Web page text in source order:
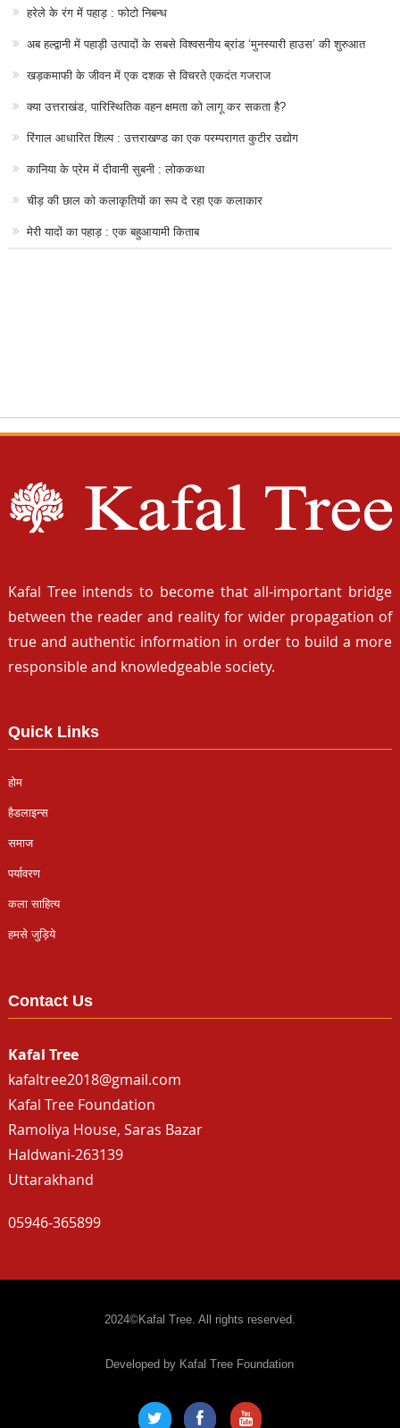
हरेले के रंग में पहाड़ : फोटो निबन्ध
अब हल्द्वानी में पहाड़ी उत्पादों के सबसे विश्वसनीय ब्रांड ‘मुनस्यारी हाउस’ की शुरुआत
खड़कमाफी के जीवन में एक दशक से विचरते एकदंत गजराज
क्या उत्तराखंड, पारिस्थितिक वहन क्षमता को लागू कर सकता है?
रिंगाल आधारित शिल्प : उत्तराखण्ड का एक परम्परागत कुटीर उद्योग
कानिया के प्रेम में दीवानी सुबनी : लोककथा
चीड़ की छाल को कलाकृतियों का रूप दे रहा एक कलाकार
मेरी यादों का पहाड़ : एक बहुआयामी किताब
Kafal Tree intends to become that all-important bridge
between the reader and reality for wider propagation of
true and authentic information in order to build a more
responsible and knowledgeable society.
Quick Links
होम
हैडलाइन्स
समाज
पर्यावरण
कला साहित्य
हमसे जुड़िये
Contact Us
Kafal Tree
kafaltree2018@gmail.com
Kafal Tree Foundation
Ramoliya House, Saras Bazar
Haldwani-263139
Uttarakhand
05946-365899
2024©Kafal Tree. All rights reserved.
Developed by Kafal Tree Foundation